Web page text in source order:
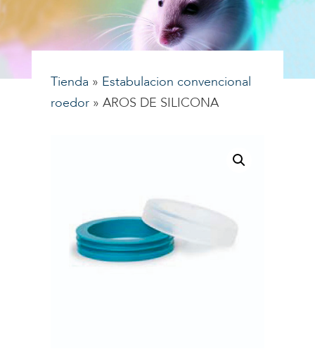
Tienda » Estabulacion convencional
roedor» AROS DE SILICONA